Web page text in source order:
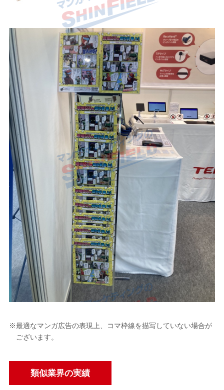
※最適なマンガ広告の表現上、コマ枠線を描写していない場合が
ございます。
類似業界の実績